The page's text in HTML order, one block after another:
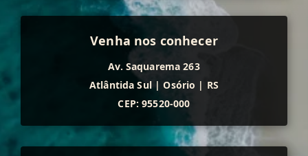
Venha nos conhecer
Av. Saquarema 263
Atlântida Sul | Osório | RS
CEP: 95520-000